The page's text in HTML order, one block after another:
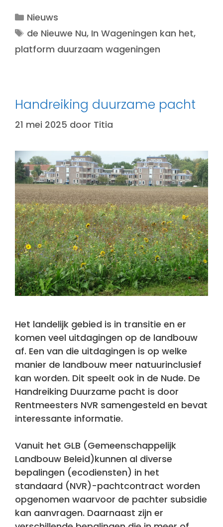
Categorieën
Nieuws
Tags
de Nieuwe Nu, In Wageningen kan het,
platform duurzaam wageningen
Handreiking duurzame pacht
21 mei 2025 door Titia
Het landelijk gebied is in transitie en er
komen veel uitdagingen op de landbouw
af. Een van die uitdagingen is op welke
manier de landbouw meer natuurinclusief
kan worden. Dit speelt ook in de Nude. De
Handreiking Duurzame pacht is door
Rentmeesters NVR samengesteld en bevat
interessante informatie.
Vanuit het GLB (Gemeenschappelijk
Landbouw Beleid)kunnen al diverse
bepalingen (ecodiensten) in het
standaard (NVR)-pachtcontract worden
opgenomen waarvoor de pachter subsidie
kan aanvragen. Daarnaast zijn er